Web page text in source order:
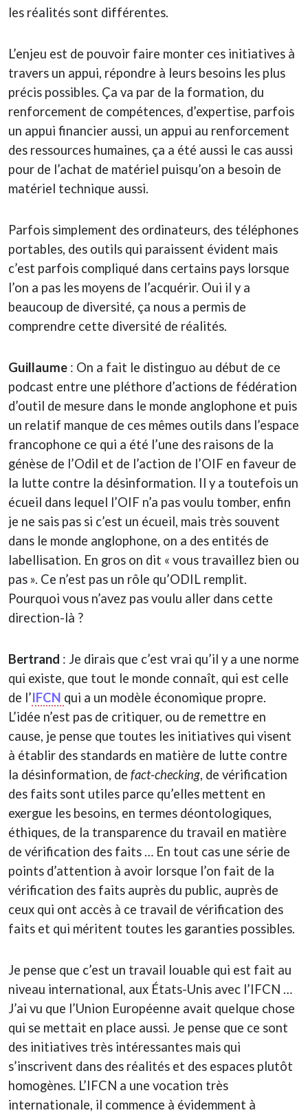
les réalités sont différentes.
L’enjeu est de pouvoir faire monter ces initiatives à
travers un appui, répondre à leurs besoins les plus
précis possibles. Ça va par de la formation, du
renforcement de compétences, d’expertise, parfois
un appui financier aussi, un appui au renforcement
des ressources humaines, ça a été aussi le cas aussi
pour de l’achat de matériel puisqu’on a besoin de
matériel technique aussi.
Parfois simplement des ordinateurs, des téléphones
portables, des outils qui paraissent évident mais
c’est parfois compliqué dans certains pays lorsque
l’on a pas les moyens de l’acquérir. Oui il y a
beaucoup de diversité, ça nous a permis de
comprendre cette diversité de réalités.
Guillaume : On a fait le distinguo au début de ce
podcast entre une pléthore d’actions de fédération
d’outil de mesure dans le monde anglophone et puis
un relatif manque de ces mêmes outils dans l’espace
francophone ce qui a été l’une des raisons de la
génèse de l’Odil et de l’action de l’OIF en faveur de
la lutte contre la désinformation. Il y a toutefois un
écueil dans lequel l’OIF n’a pas voulu tomber, enfin
je ne sais pas si c’est un écueil, mais très souvent
dans le monde anglophone, on a des entités de
labellisation. En gros on dit « vous travaillez bien ou
pas ». Ce n’est pas un rôle qu’ODIL remplit.
Pourquoi vous n’avez pas voulu aller dans cette
direction-là ?
Bertrand : Je dirais que c’est vrai qu’il y a une norme
qui existe, que tout le monde connaît, qui est celle
de l’IFCN qui a un modèle économique propre.
L’idée n’est pas de critiquer, ou de remettre en
cause, je pense que toutes les initiatives qui visent
à établir des standards en matière de lutte contre
la désinformation, de fact-checking, de vérification
des faits sont utiles parce qu’elles mettent en
exergue les besoins, en termes déontologiques,
éthiques, de la transparence du travail en matière
de vérification des faits … En tout cas une série de
points d’attention à avoir lorsque l’on fait de la
vérification des faits auprès du public, auprès de
ceux qui ont accès à ce travail de vérification des
faits et qui méritent toutes les garanties possibles.
Je pense que c’est un travail louable qui est fait au
niveau international, aux États-Unis avec l’IFCN …
J’ai vu que l’Union Européenne avait quelque chose
qui se mettait en place aussi. Je pense que ce sont
des initiatives très intéressantes mais qui
s’inscrivent dans des réalités et des espaces plutôt
homogènes. L’IFCN a une vocation très
internationale, il commence à évidemment à